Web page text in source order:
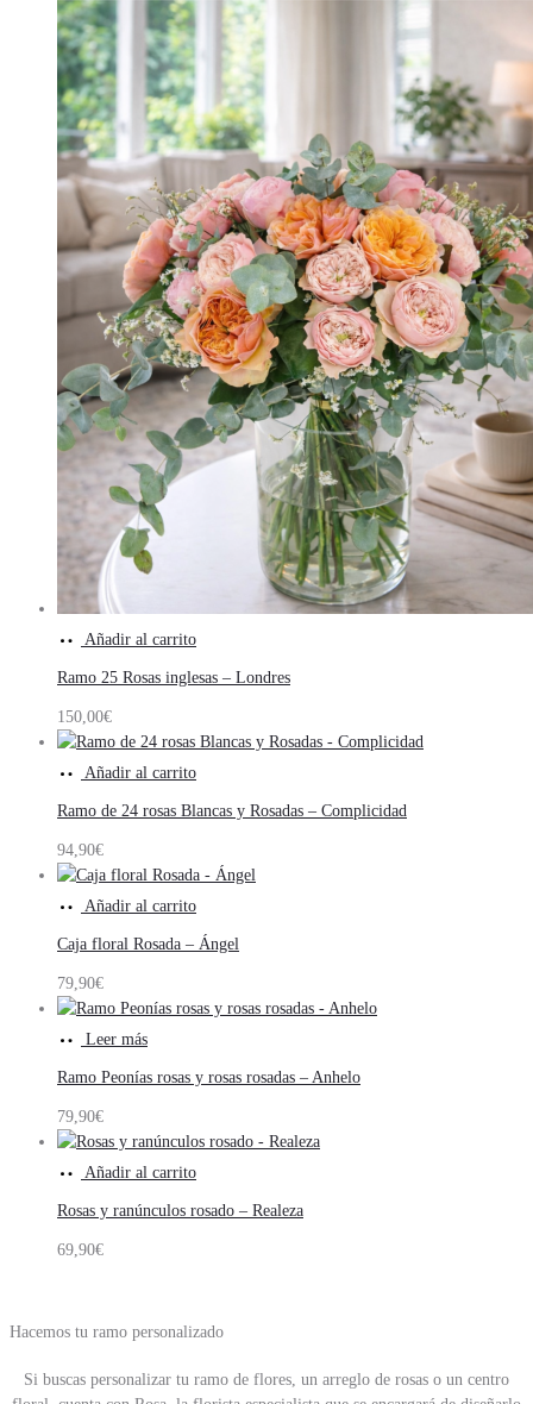
Añadir al carrito
Ramo 25 Rosas inglesas – Londres
150,00€
Añadir al carrito
Ramo de 24 rosas Blancas y Rosadas – Complicidad
94,90€
Añadir al carrito
Caja floral Rosada – Ángel
79,90€
Leer más
Ramo Peonías rosas y rosas rosadas – Anhelo
79,90€
Añadir al carrito
Rosas y ranúnculos rosado – Realeza
69,90€
Hacemos tu ramo personalizado
Si buscas personalizar tu ramo de flores, un arreglo de rosas o un centro